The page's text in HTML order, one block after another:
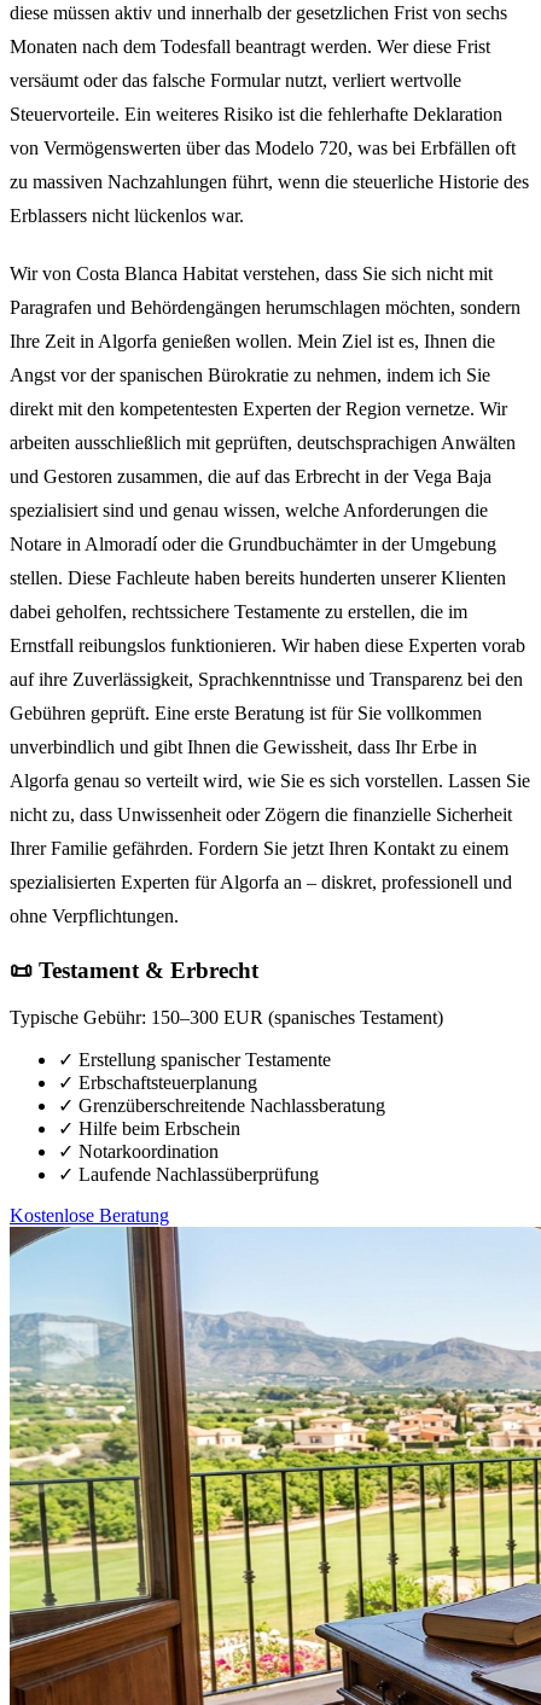
diese müssen aktiv und innerhalb der gesetzlichen Frist von sechs
Monaten nach dem Todesfall beantragt werden. Wer diese Frist
versäumt oder das falsche Formular nutzt, verliert wertvolle
Steuervorteile. Ein weiteres Risiko ist die fehlerhafte Deklaration
von Vermögenswerten über das Modelo 720, was bei Erbfällen oft
zu massiven Nachzahlungen führt, wenn die steuerliche Historie des
Erblassers nicht lückenlos war.
Wir von Costa Blanca Habitat verstehen, dass Sie sich nicht mit
Paragrafen und Behördengängen herumschlagen möchten, sondern
Ihre Zeit in Algorfa genießen wollen. Mein Ziel ist es, Ihnen die
Angst vor der spanischen Bürokratie zu nehmen, indem ich Sie
direkt mit den kompetentesten Experten der Region vernetze. Wir
arbeiten ausschließlich mit geprüften, deutschsprachigen Anwälten
und Gestoren zusammen, die auf das Erbrecht in der Vega Baja
spezialisiert sind und genau wissen, welche Anforderungen die
Notare in Almoradí oder die Grundbuchämter in der Umgebung
stellen. Diese Fachleute haben bereits hunderten unserer Klienten
dabei geholfen, rechtssichere Testamente zu erstellen, die im
Ernstfall reibungslos funktionieren. Wir haben diese Experten vorab
auf ihre Zuverlässigkeit, Sprachkenntnisse und Transparenz bei den
Gebühren geprüft. Eine erste Beratung ist für Sie vollkommen
unverbindlich und gibt Ihnen die Gewissheit, dass Ihr Erbe in
Algorfa genau so verteilt wird, wie Sie es sich vorstellen. Lassen Sie
nicht zu, dass Unwissenheit oder Zögern die finanzielle Sicherheit
Ihrer Familie gefährden. Fordern Sie jetzt Ihren Kontakt zu einem
spezialisierten Experten für Algorfa an – diskret, professionell und
ohne Verpflichtungen.
📜 Testament & Erbrecht
Typische Gebühr: 150–300 EUR (spanisches Testament)
✓ Erstellung spanischer Testamente
✓ Erbschaftsteuerplanung
✓ Grenzüberschreitende Nachlassberatung
✓ Hilfe beim Erbschein
✓ Notarkoordination
✓ Laufende Nachlassüberprüfung
Kostenlose Beratung